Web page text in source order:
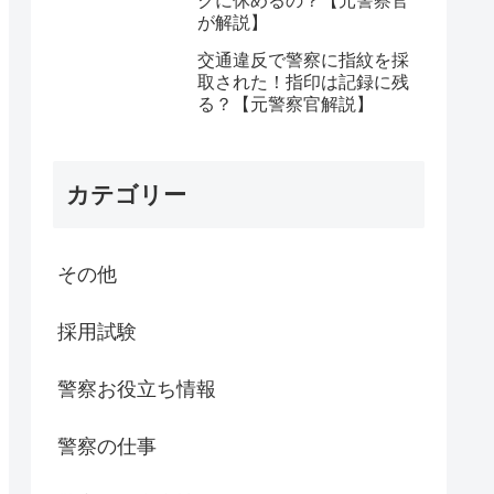
が解説】
交通違反で警察に指紋を採
取された！指印は記録に残
る？【元警察官解説】
カテゴリー
その他
採用試験
警察お役立ち情報
警察の仕事